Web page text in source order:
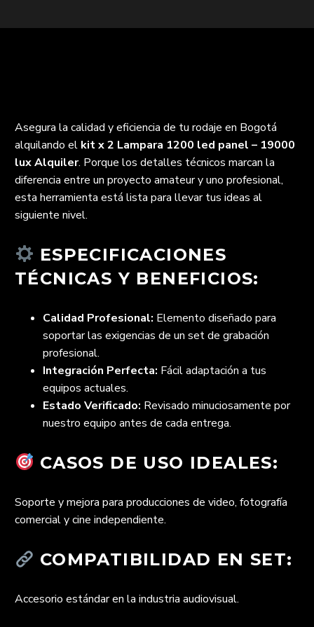
Asegura la calidad y eficiencia de tu rodaje en Bogotá
alquilando el kit x 2 Lampara 1200 led panel – 19000
lux Alquiler. Porque los detalles técnicos marcan la
diferencia entre un proyecto amateur y uno profesional,
esta herramienta está lista para llevar tus ideas al
siguiente nivel.
ESPECIFICACIONES
TÉCNICAS Y BENEFICIOS:
Calidad Profesional: Elemento diseñado para
soportar las exigencias de un set de grabación
profesional.
Integración Perfecta: Fácil adaptación a tus
equipos actuales.
Estado Verificado: Revisado minuciosamente por
nuestro equipo antes de cada entrega.
CASOS DE USO IDEALES:
Soporte y mejora para producciones de video, fotografía
comercial y cine independiente.
COMPATIBILIDAD EN SET:
Accesorio estándar en la industria audiovisual.